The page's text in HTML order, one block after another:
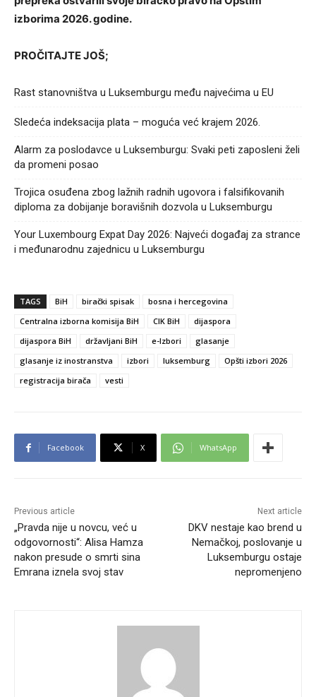
izborima 2026. godine.
PROČITAJTE JOŠ;
Rast stanovništva u Luksemburgu među najvećima u EU
Sledeća indeksacija plata – moguća već krajem 2026.
Alarm za poslodavce u Luksemburgu: Svaki peti zaposleni želi
da promeni posao
Trojica osuđena zbog lažnih radnih ugovora i falsifikovanih
diploma za dobijanje boravišnih dozvola u Luksemburgu
Your Luxembourg Expat Day 2026: Najveći događaj za strance
i međunarodnu zajednicu u Luksemburgu
TAGS BiH birački spisak
bosna i hercegovina
Centralna izborna komisija BiH
CIK BiH
dijaspora
dijaspora BiH
državljani BiH e-Izbori
glasanje
glasanje iz inostranstva
izbori luksemburg
Opšti izbori 2026
registracija birača
vesti
Facebook X WhatsApp
Previous article
„Pravda nije u novcu, već u
odgovornosti“: Alisa Hamza
nakon presude o smrti sina
Emrana iznela svoj stav
Next article
DKV nestaje kao brend u
Nemačkoj, poslovanje u
Luksemburgu ostaje
nepromenjeno